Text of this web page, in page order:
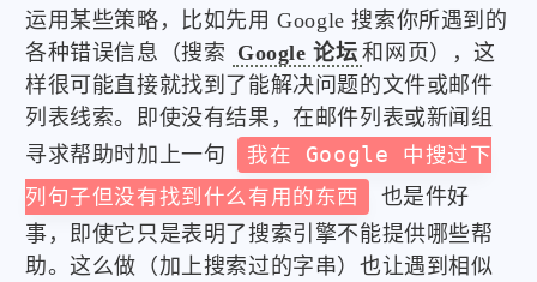
运用某些策略，比如先用 Google 搜索你所遇到的
各种错误信息（搜索 Google 论坛 和网页），这
样很可能直接就找到了能解决问题的文件或邮件
列表线索。即使没有结果，在邮件列表或新闻组
寻求帮助时加上一句
我在 Google 中搜过下
列句子但没有找到什么有用的东西
也是件好
事，即使它只是表明了搜索引擎不能提供哪些帮
助。这么做（加上搜索过的字串）也让遇到相似